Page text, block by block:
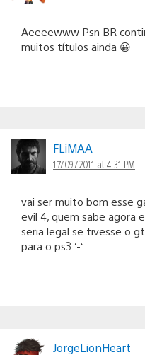
Aeeeewww Psn BR
muitos títulos ainda 😀
FLiMAA
17/09/2011 at 4:31 PM
vai ser muito bom esse
evil 4, quem sabe agora
seria legal se tivesse o
para o ps3 ‘-‘
JorgeLionHeart